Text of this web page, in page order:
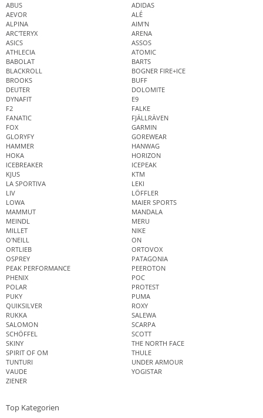
ABUS
ADIDAS
AEVOR
ALÉ
ALPINA
AIM'N
ARC'TERYX
ARENA
ASICS
ASSOS
ATHLECIA
ATOMIC
BABOLAT
BARTS
BLACKROLL
BOGNER FIRE+ICE
BROOKS
BUFF
DEUTER
DOLOMITE
DYNAFIT
E9
F2
FALKE
FANATIC
FJÄLLRÄVEN
FOX
GARMIN
GLORYFY
GOREWEAR
HAMMER
HANWAG
HOKA
HORIZON
ICEBREAKER
ICEPEAK
KJUS
KTM
LA SPORTIVA
LEKI
LIV
LÖFFLER
LOWA
MAIER SPORTS
MAMMUT
MANDALA
MEINDL
MERU
MILLET
NIKE
O'NEILL
ON
ORTLIEB
ORTOVOX
OSPREY
PATAGONIA
PEAK PERFORMANCE
PEEROTON
PHENIX
POC
POLAR
PROTEST
PUKY
PUMA
QUIKSILVER
ROXY
RUKKA
SALEWA
SALOMON
SCARPA
SCHÖFFEL
SCOTT
SKINY
THE NORTH FACE
SPIRIT OF OM
THULE
TUNTURI
UNDER ARMOUR
VAUDE
YOGISTAR
ZIENER
Top Kategorien